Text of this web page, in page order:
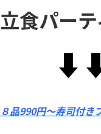
立食パー
８品990円〜寿司付き